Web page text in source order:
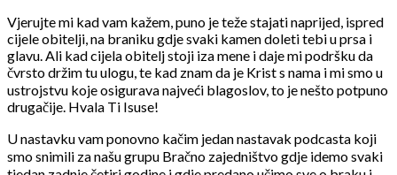
Vjerujte mi kad vam kažem, puno je teže stajati naprijed, ispred
cijele obitelji, na braniku gdje svaki kamen doleti tebi u prsa i
glavu. Ali kad cijela obitelj stoji iza mene i daje mi podršku da
čvrsto držim tu ulogu, te kad znam da je Krist s nama i mi smo u
ustrojstvu koje osigurava najveći blagoslov, to je nešto potpuno
drugačije. Hvala Ti Isuse!
U nastavku vam ponovno kačim jedan nastavak podcasta koji
smo snimili za našu grupu Bračno zajedništvo gdje idemo svaki